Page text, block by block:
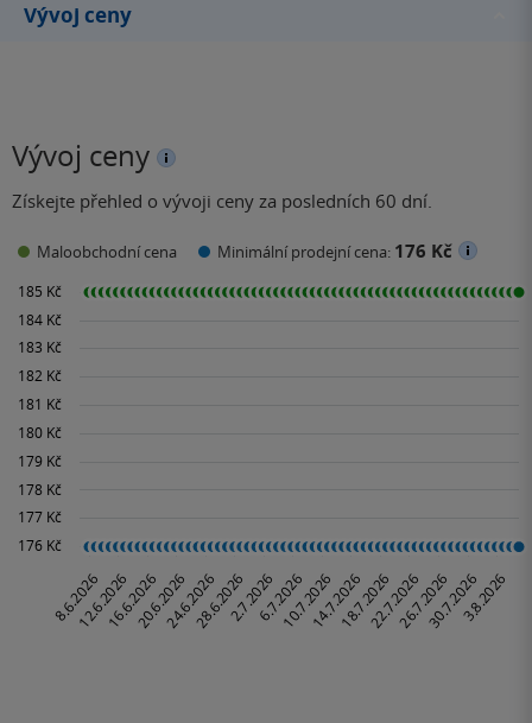
Vývoj ceny
Vývoj ceny
Získejte přehled o vývoji ceny za posledních 60 dní.
Maloobchodní cena Minimální prodejní cena: 176 Kč